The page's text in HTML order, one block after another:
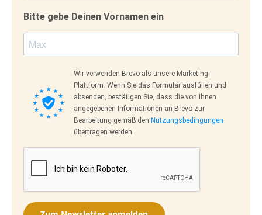
Bitte gebe Deinen Vornamen ein
Wir verwenden Brevo als unsere Marketing-
Plattform. Wenn Sie das Formular ausfüllen und
absenden, bestätigen Sie, dass die von Ihnen
angegebenen Informationen an Brevo zur
Bearbeitung gemäß den Nutzungsbedingungen
übertragen werden